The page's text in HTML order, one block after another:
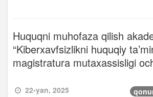
Huquqni muhofaza qilish
“Kiberxavfsizlikni huquqiy
magistratura mutaxassisligi
22-yan, 2025